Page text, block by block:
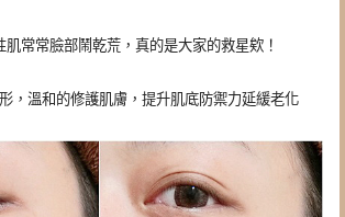
肌常常臉部鬧乾荒，真的是大家的救星欸！
，溫和的修護肌膚，提升肌底防禦力延緩老化